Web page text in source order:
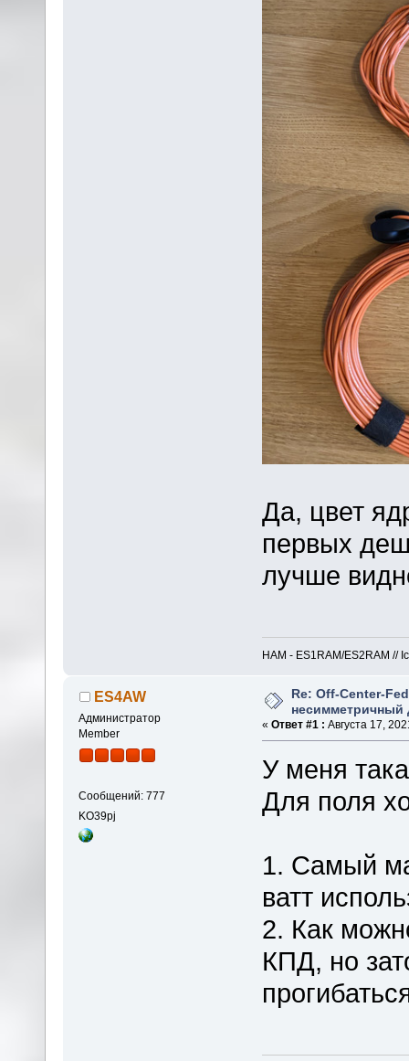
Да, цвет
первых
лучше
HAM - ES1RAM/ES2RAM //
ES4AW
Администратор
Member
Сообщений: 777
KO39pj
Re: Off-Center-
несимметричный
« Ответ #1 : Августа 17,
У меня
Для поля
1. Самый
ватт
2. Как
КПД, но